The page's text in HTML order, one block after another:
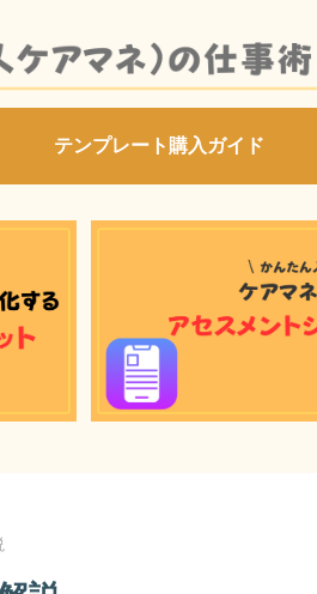
テンプレート購入ガイド